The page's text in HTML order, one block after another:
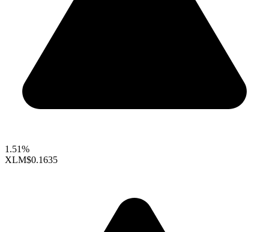
1.51%
XLM$0.1635